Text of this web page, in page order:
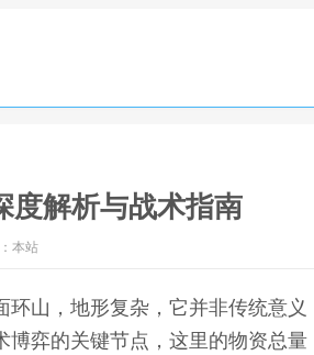
度解析与战术指南
本站
山，地形复杂，它并非传统意义
博弈的关键节点，这里的物资总量